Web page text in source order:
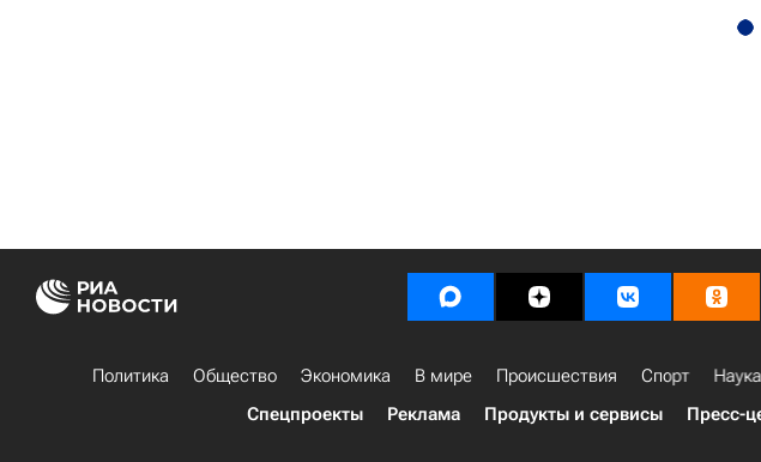
Политика Общество Экономика В мире Происшествия Спорт Наука
Спецпроекты
Реклама Продукты и сервисы Пресс-